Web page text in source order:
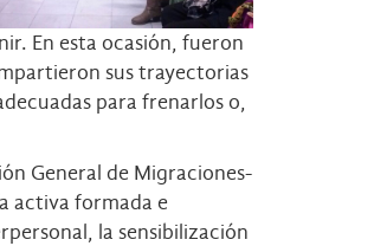
En esta ocasión, fueron
sus trayectorias
para frenarlos o,
General de Migraciones-
activa formada e
la sensibilización